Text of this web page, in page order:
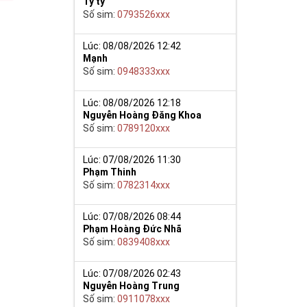
Số sim:0793526xxx
Lúc: 08/08/2026 12:42
Mạnh
Số sim:0948333xxx
Lúc: 08/08/2026 12:18
Nguyễn Hoàng Đăng Khoa
Số sim:0789120xxx
Lúc: 07/08/2026 11:30
Phạm Thinh
Số sim:0782314xxx
Lúc: 07/08/2026 08:44
Phạm Hoàng Đức Nhã
Số sim:0839408xxx
Lúc: 07/08/2026 02:43
Nguyễn Hoàng Trung
Số sim:0911078xxx